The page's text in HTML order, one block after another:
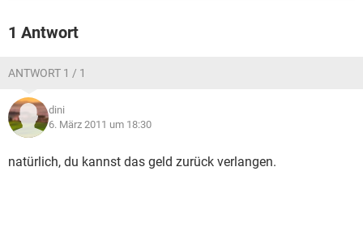
1 Antwort
ANTWORT 1 / 1
dini
6. März 2011 um 18:30
natürlich, du kannst das geld zurück verlangen.